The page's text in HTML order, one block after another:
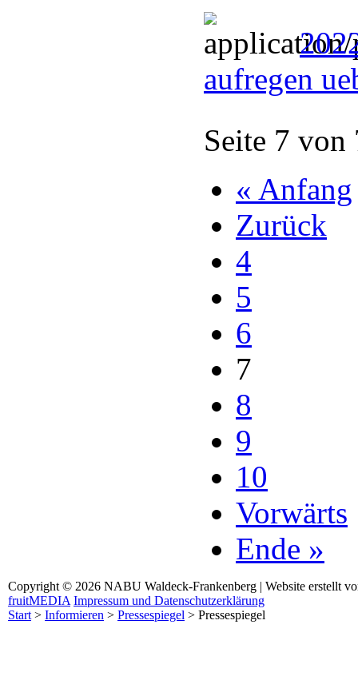
aufregen
Seite 7 von
« Anfang
Zurück
4
5
6
7
8
9
10
Vorwärts
Ende »
Copyright © 2026 NABU Waldeck-Frankenberg | Website erstellt
fruitMEDIA Impressum und Datenschutzerklärung
Start> Informieren > Pressespiegel > Pressespiegel